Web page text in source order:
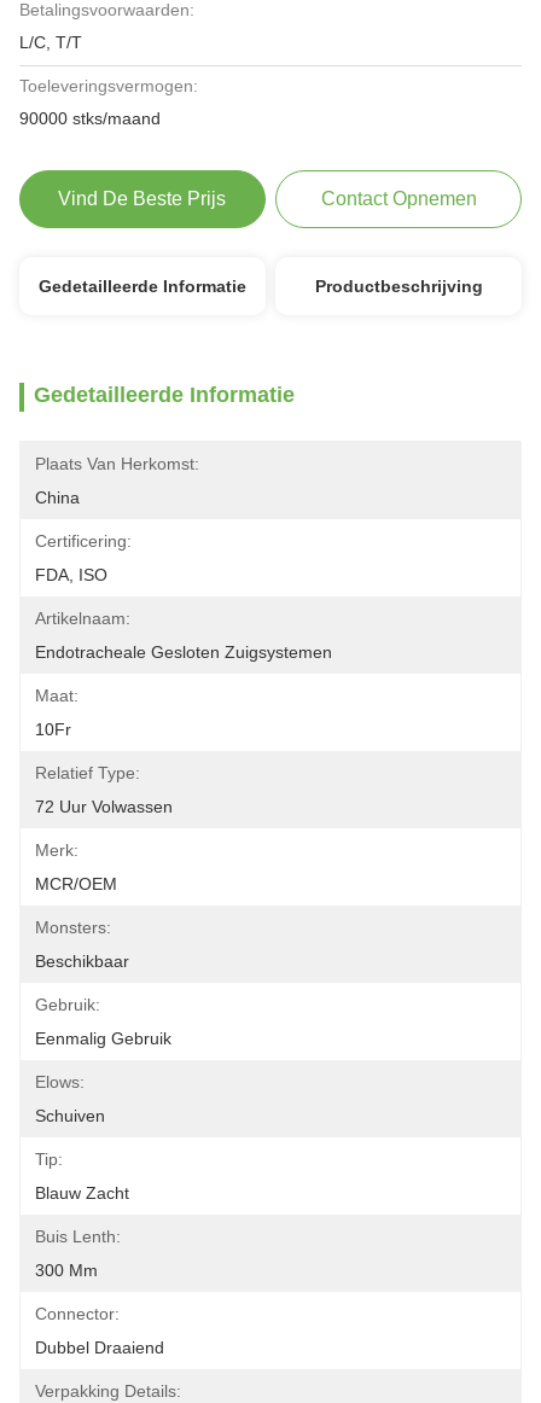
Betalingsvoorwaarden:
L/C, T/T
Toeleveringsvermogen:
90000 stks/maand
Vind De Beste Prijs Contact Opnemen
Gedetailleerde Informatie Productbeschrijving
Gedetailleerde Informatie
Plaats Van Herkomst:
China
Certificering:
FDA, ISO
Artikelnaam:
Endotracheale Gesloten Zuigsystemen
Maat:
10Fr
Relatief Type:
72 Uur Volwassen
Merk:
MCR/OEM
Monsters:
Beschikbaar
Gebruik:
Eenmalig Gebruik
Elows:
Schuiven
Tip:
Blauw Zacht
Buis Lenth:
300 Mm
Connector:
Dubbel Draaiend
Verpakking Details: